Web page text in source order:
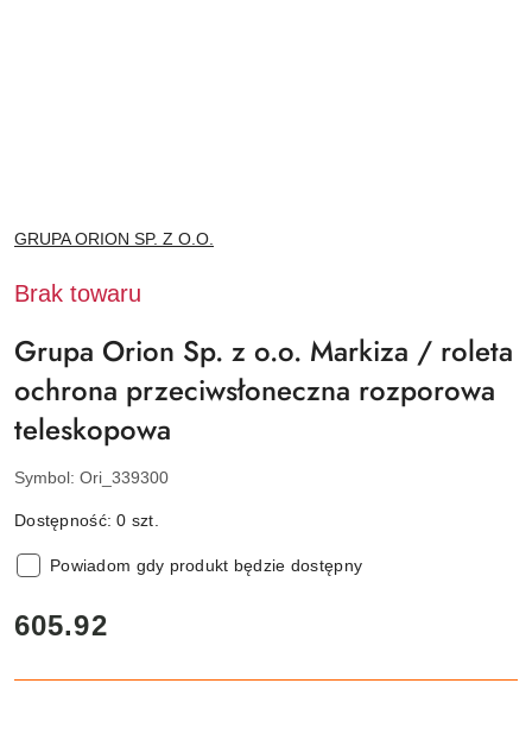
NAZWA
PRODUCENTA:
GRUPA ORION SP. Z O.O.
Brak towaru
Grupa Orion Sp. z o.o. Markiza / roleta
ochrona przeciwsłoneczna rozporowa
teleskopowa
Symbol: Ori_339300
Dostępność:0 szt.
Powiadom gdy produkt będzie dostępny
cena:
605.92